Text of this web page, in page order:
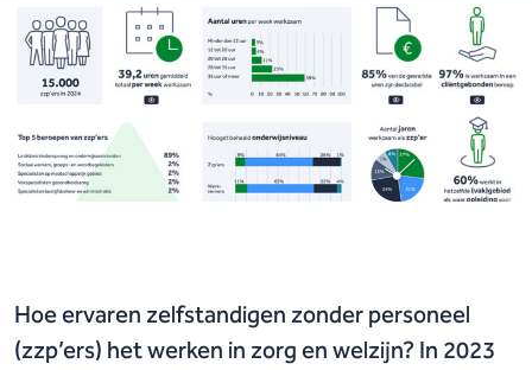
Hoe ervaren zelfstandigen zonder personeel
(zzp’ers) het werken in zorg en welzijn? In 2023